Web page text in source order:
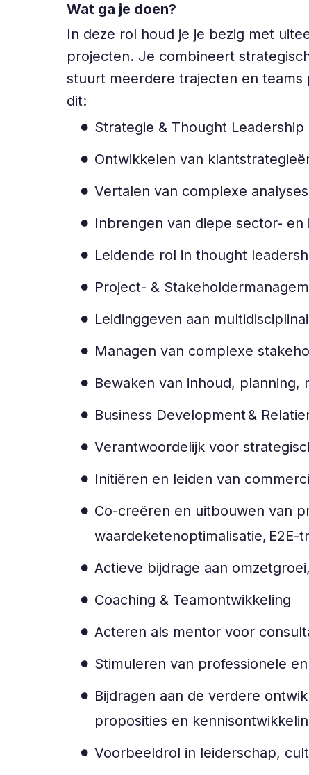
Wat ga je doen?
In deze rol houd je je bezig met
projecten. Je combineert
stuurt meerdere trajecten en
dit:
Strategie & Thought Leadership
Ontwikkelen van
Vertalen van complexe
Inbrengen van diepe sector-
Leidende rol in thought
Project- &
Leidinggeven aan
Managen van complexe
Bewaken van inhoud, planning,
Business Development &
Verantwoordelijk voor
Initiëren en leiden van
Co-creëren en uitbouwen van
waardeketenoptimalisatie, E2E-
Actieve bijdrage aan
Coaching & Teamontwikkeling
Acteren als mentor voor
Stimuleren van professionele
Bijdragen aan de verdere
proposities en
Voorbeeldrol in leiderschap,